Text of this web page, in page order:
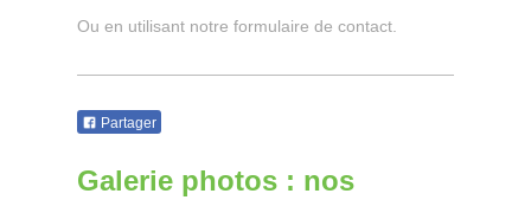
Ou en utilisant notre formulaire de contact.
Partager
Galerie photos : nos